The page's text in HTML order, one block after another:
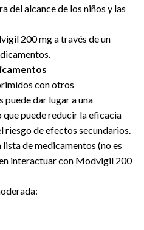
del alcance de los niños y las
200 mg a través de un
con otros
dar lugar a una
puede reducir la eficacia
riesgo de efectos secundarios.
de medicamentos (no es
interactuar con Modvigil 200